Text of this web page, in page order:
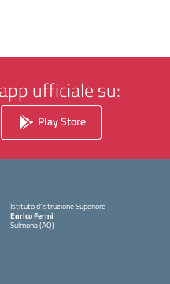
ufficiale su:
Play Store
Istituto d'Istruzione Superiore
Enrico Fermi
Sulmona (AQ)
— Visita la pagina iniziale della scuola